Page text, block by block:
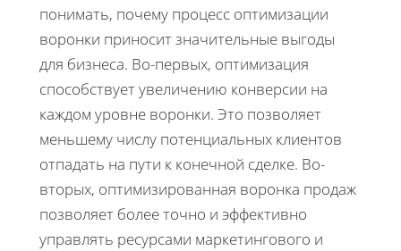
понимать, почему процесс оптимизации
воронки приносит значительные выгоды
для бизнеса. Во-первых, оптимизация
способствует увеличению конверсии на
каждом уровне воронки. Это позволяет
меньшему числу потенциальных клиентов
отпадать на пути к конечной сделке. Во-
вторых, оптимизированная воронка продаж
позволяет более точно и эффективно
управлять ресурсами маркетингового и